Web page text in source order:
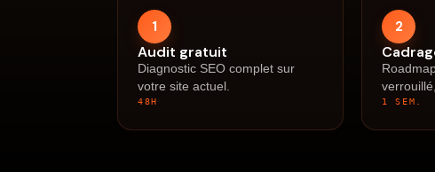
1
Audit gratuit
Diagnostic SEO complet sur
votre site actuel.
48H
2
1 SEM.